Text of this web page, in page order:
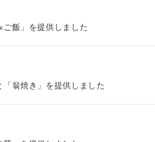
飯」を提供しました
翁焼き」を提供しました